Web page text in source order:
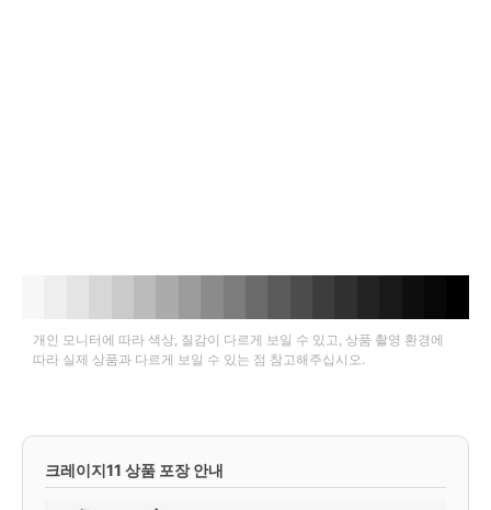
개인 모니터에 따라 색상, 질감이 다르게 보일 수 있고, 상품 촬영 환경에
따라 실제 상품과 다르게 보일 수 있는 점 참고해주십시오.
크레이지11 상품 포장 안내